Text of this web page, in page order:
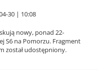
30 | 10:08
nowy, ponad 22-
S6 na Pomorzu. Fragment
został udostępniony.